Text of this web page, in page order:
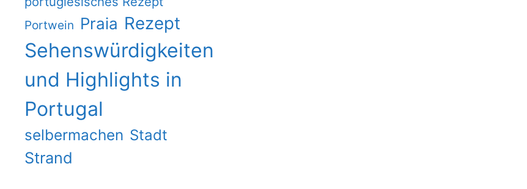
Portwein Praia Rezept
Sehenswürdigkeiten
und Highlights in
Portugal
selbermachen Stadt
Strand